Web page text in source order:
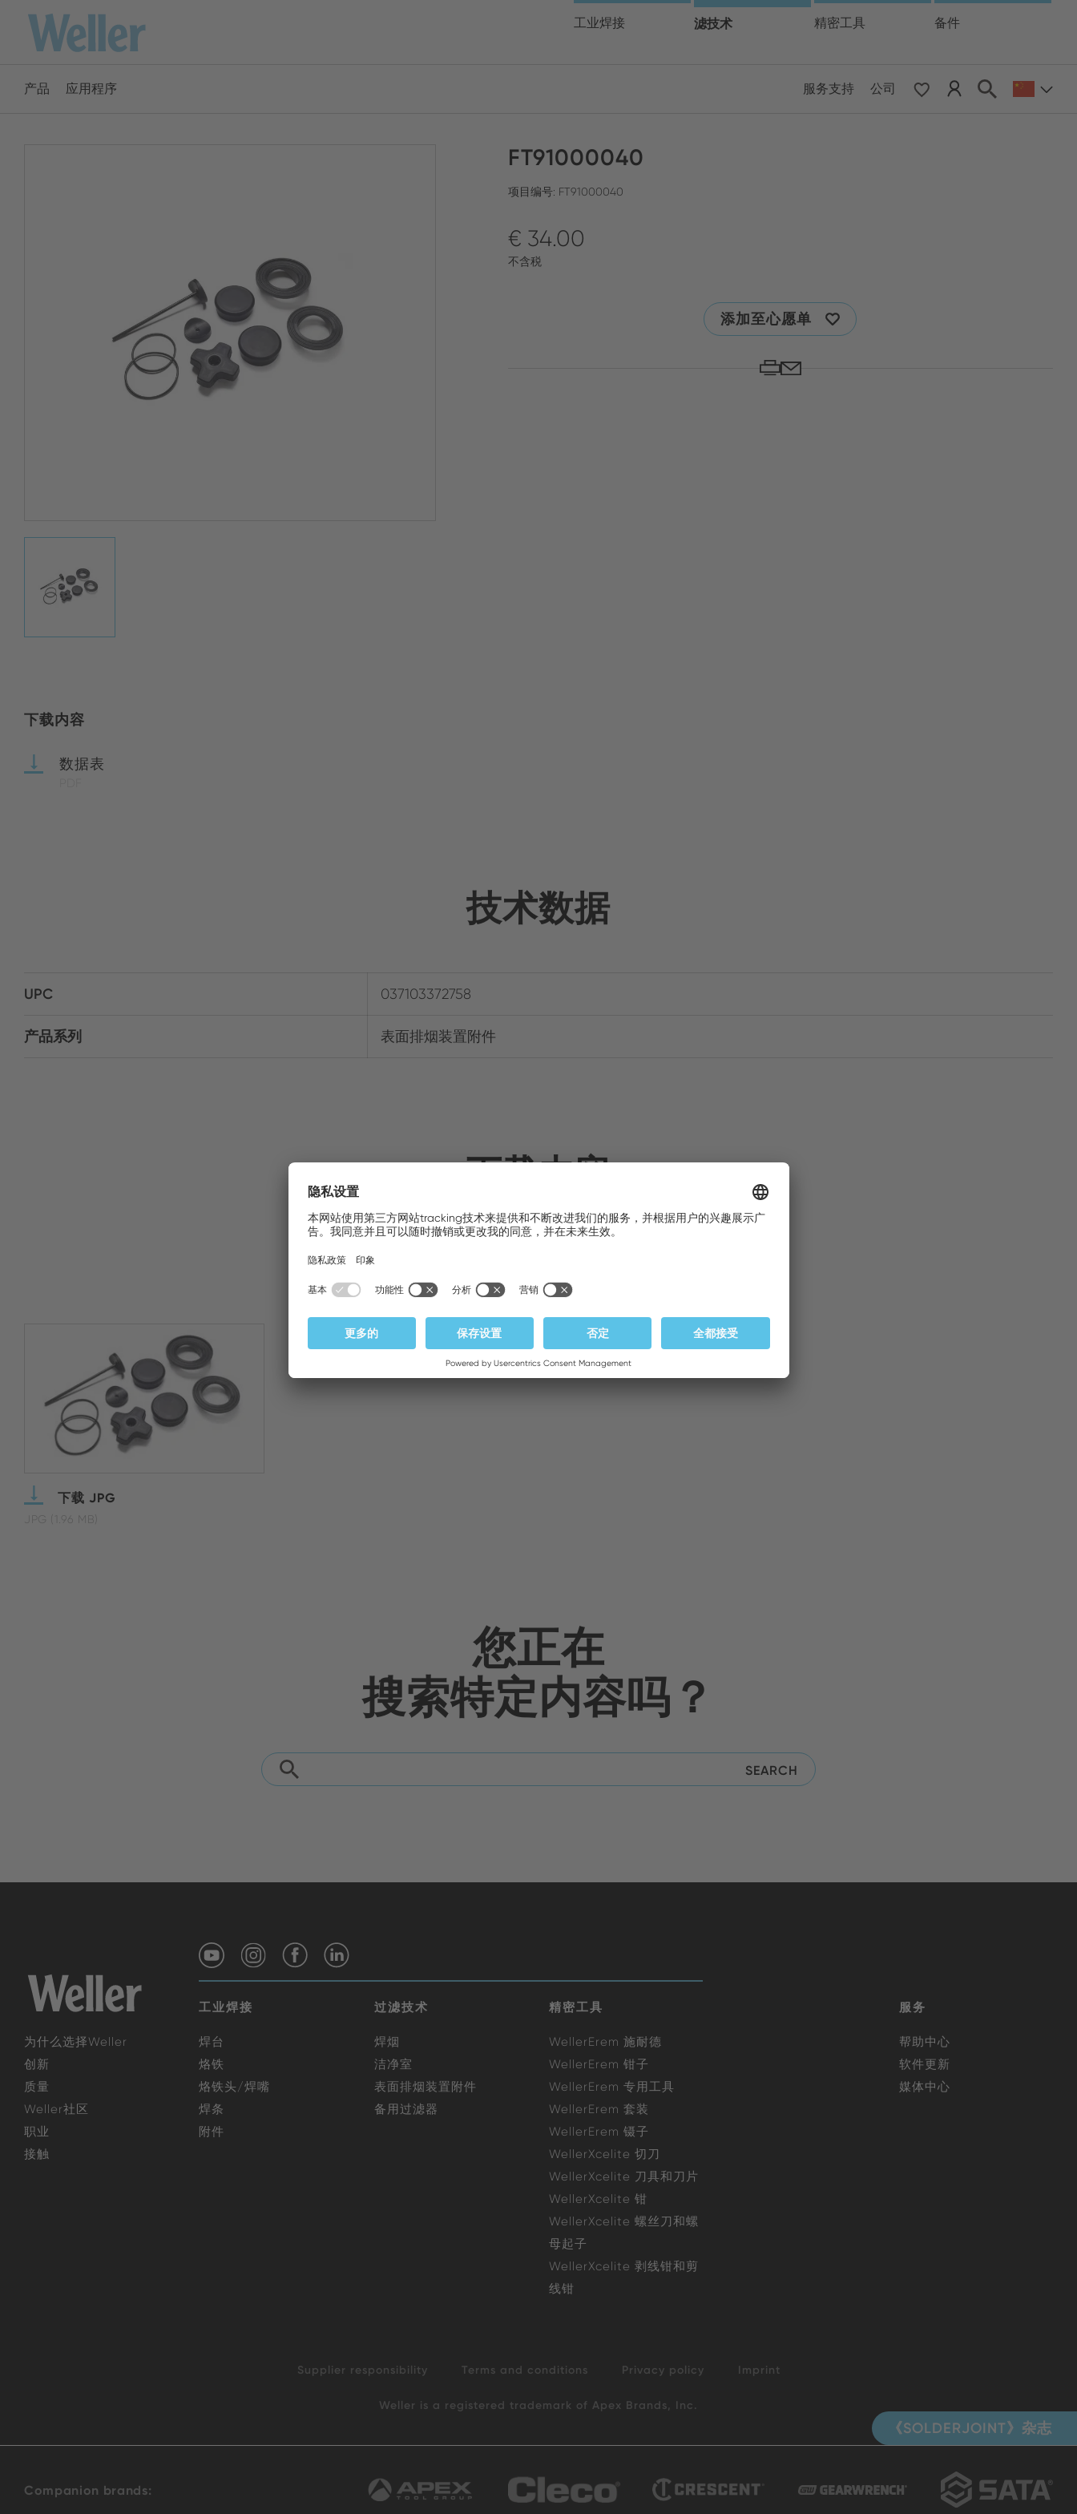
工业焊接 滤技术 精密工具 备件
关闭搜索
产品 应用程序 服务支持 公司
请选择您的地区和语言
ENGLISH
Asia & Pacific
下载内容
数据表
FT91000040
项目编号: FT91000040
€ 34.00
不含税
添加至心愿单
技术数据
UPC 037103372758
产品系列 表面排烟装置附件
下载内容
下载 JPG
JPG (1.96 MB)
《SOLDERJOINT》杂志
您正在
搜索特定内容吗？
工业焊接 过滤技术 精密工具 服务
为什么选择Weller
创新
质量
Weller社区
职业
接触
焊台
烙铁
烙铁头/焊嘴
焊条
附件
焊烟
洁净室
表面排烟装置附件
备用过滤器
WellerErem 施耐德
WellerErem 钳子
WellerErem 专用工具
WellerErem 套装
WellerErem 镊子
WellerXcelite 切刀
WellerXcelite 刀具和刀片
WellerXcelite 钳
WellerXcelite 螺丝刀和螺
母起子
WellerXcelite 剥线钳和剪
线钳
帮助中心
软件更新
媒体中心
Supplier responsibility Terms and conditions Privacy policy Imprint
Weller is a registered trademark of Apex Brands, Inc.
Companion brands: